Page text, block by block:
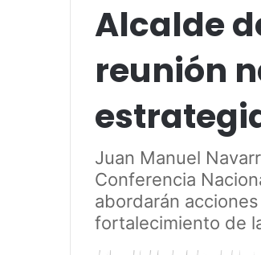
Alcalde
reunión
Juan Manuel
Conferencia
abordarán
fortalecimiento de